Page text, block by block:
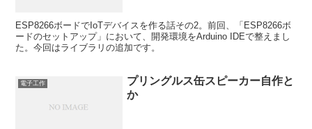
ESP8266ボードでIoTデバイスを作る話その2。前回、「ESP8266ボ
ードのセットアップ」において、開発環境をArduino IDEで整えまし
た。今回はライブラリの追加です。
電子工作
プリングルス缶スピーカー自作と
か